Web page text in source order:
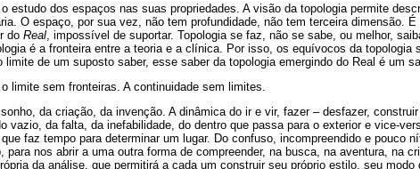
estudo dos espaços nas suas propriedades. A visão da topologia permite
O espaço, por sua vez, não tem profundidade, não tem terceira dimensão.
do Real , impossível de suportar. Topologia se faz, não se sabe, ou melhor,
é a fronteira entre a teoria e a clínica. Por isso, os equívocos da topologia
limite de um suposto saber, esse saber da topologia emergindo do Real é um
limite sem fronteiras. A continuidade sem limites.
da criação, da invenção. A dinâmica do ir e vir, fazer – desfazer,
vazio, da falta, da inefabilidade, do dentro que passa para o exterior e vice-
faz tempo para determinar um lugar. Do confuso, incompreendido e pouco
para nos abrir a uma outra forma de compreender, na busca, na aventura, na
da análise, que permitirá a cada um construir seu próprio estilo, seu